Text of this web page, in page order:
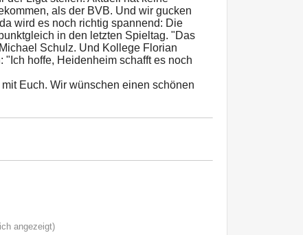
als der BVB. Und wir gucken
wird es noch richtig spannend: Die
in den letzten Spieltag. "Das
Schulz. Und Kollege Florian
hoffe, Heidenheim schafft es noch
Euch. Wir wünschen einen schönen
angezeigt)